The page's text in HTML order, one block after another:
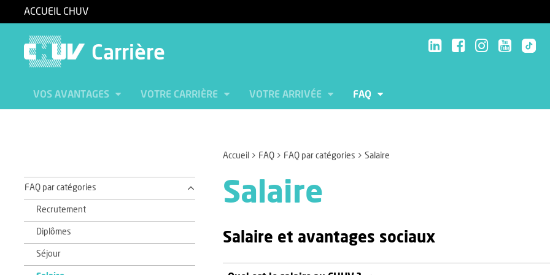
ACCUEIL CHUV
Carrière
VOS AVANTAGES VOTRE CARRIÈRE VOTRE ARRIVÉE FAQ
Accueil FAQ FAQ par catégories Salaire
FAQ par catégories
Recrutement
Diplômes
Séjour
Salaire
Salaire et avantages sociaux